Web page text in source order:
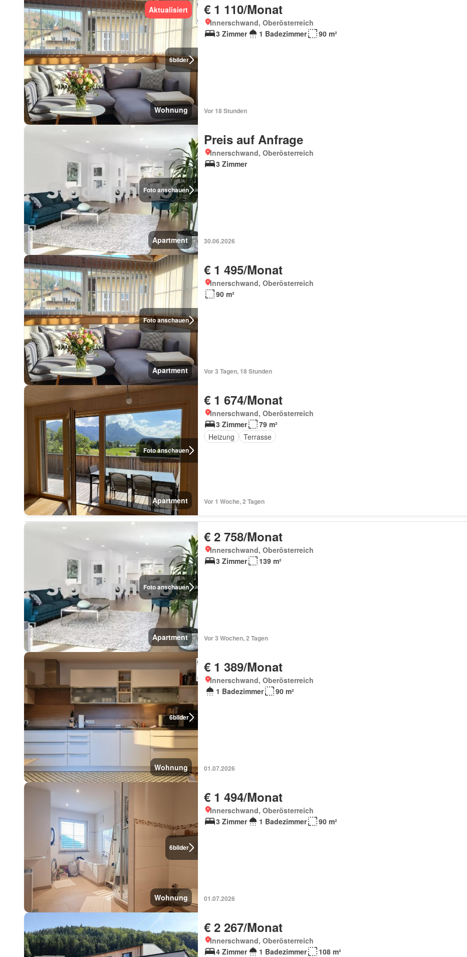
6bilder
Aktualisiert
Wohnung
€ 1 110/Monat
Innerschwand, Oberösterreich
3 Zimmer
1 Badezimmer 90 m²
Vor 18 Stunden
Foto anschauen
Apartment
Preis auf Anfrage
Innerschwand, Oberösterreich
3 Zimmer
30.06.2026
Foto anschauen
Apartment
€ 1 495/Monat
Innerschwand, Oberösterreich
90 m²
Vor 3 Tagen, 18 Stunden
Foto anschauen
Apartment
€ 1 674/Monat
Innerschwand, Oberösterreich
3 Zimmer
79 m²
Heizung
Terrasse
Vor 1 Woche, 2 Tagen
Foto anschauen
Apartment
€ 2 758/Monat
Innerschwand, Oberösterreich
3 Zimmer
139 m²
Vor 3 Wochen, 2 Tagen
6bilder
Wohnung
€ 1 389/Monat
Innerschwand, Oberösterreich
1 Badezimmer
90 m²
01.07.2026
6bilder
Wohnung
€ 1 494/Monat
Innerschwand, Oberösterreich
3 Zimmer
1 Badezimmer 90 m²
01.07.2026
€ 2 267/Monat
Innerschwand, Oberösterreich
4 Zimmer
1 Badezimmer 108 m²